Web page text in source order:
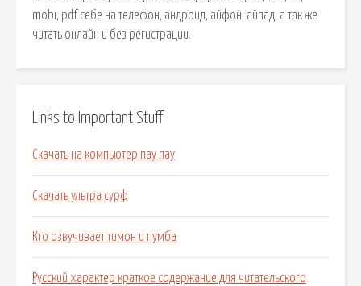
mobi, pdf себе на телефон, андроид, айфон, айпад, а так же
читать онлайн и без регистрации.
Links to Important Stuff
Скачать на компьютер пау пау
Скачать ультра сурф
Кто озвучивает тимон и пумба
Русский характер краткое содержание для читательского